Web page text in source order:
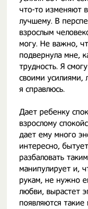
что-то изменяют
лучшему. В
взрослым
могу. Не важно,
подвернула мне,
трудность. Я
своими усилиями,
я справлюсь.
Дает ребенку
взрослому
дает ему много
интересно,
разбаловать
манипулирует и,
рукам, не нужно
любви, вырастет
появляются